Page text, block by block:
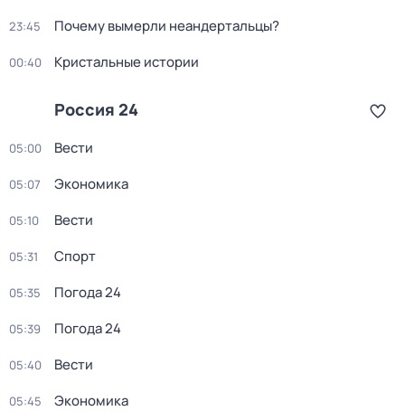
23:45 Почему вымерли неандертальцы?
00:40 Кристальные истории
Россия 24
05:00 Вести
05:07 Экономика
05:10 Вести
05:31 Спорт
05:35 Погода 24
05:39 Погода 24
05:40 Вести
05:45 Экономика